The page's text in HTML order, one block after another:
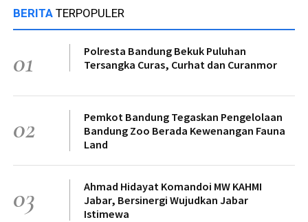
BERITA TERPOPULER
01
Polresta Bandung Bekuk Puluhan
Tersangka Curas, Curhat dan Curanmor
02
Pemkot Bandung Tegaskan Pengelolaan
Bandung Zoo Berada Kewenangan Fauna
Land
03
Ahmad Hidayat Komandoi MW KAHMI
Jabar, Bersinergi Wujudkan Jabar
Istimewa